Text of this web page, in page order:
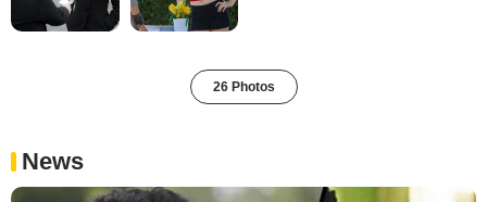
26 Photos
News